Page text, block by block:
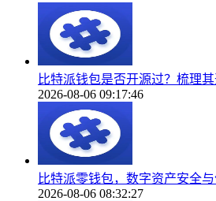
比特派钱包是否开源过？梳理
2026-08-06 09:17:46
比特派零钱包，数字资产安全
2026-08-06 08:32:27